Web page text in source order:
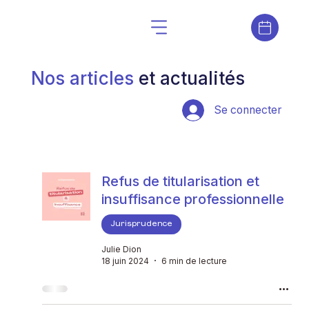
Nos articles et actualités
Se connecter
Refus de titularisation et
insuffisance professionnelle
Jurisprudence
Julie Dion
18 juin 2024
6 min de lecture